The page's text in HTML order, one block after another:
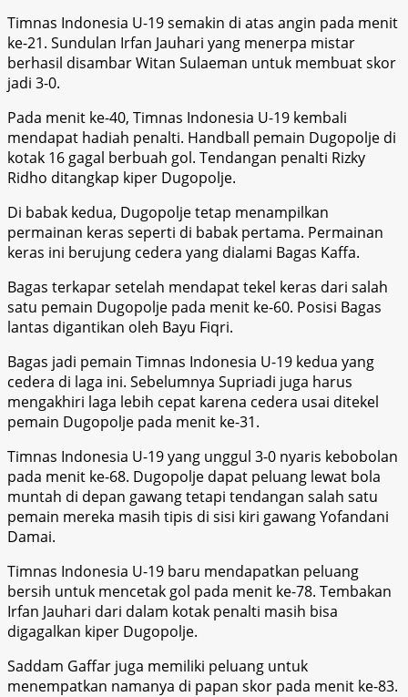
Timnas Indonesia U-19 semakin di atas angin pada menit
ke-21. Sundulan Irfan Jauhari yang menerpa mistar
berhasil disambar Witan Sulaeman untuk membuat skor
jadi 3-0.
Pada menit ke-40, Timnas Indonesia U-19 kembali
mendapat hadiah penalti. Handball pemain Dugopolje di
kotak 16 gagal berbuah gol. Tendangan penalti Rizky
Ridho ditangkap kiper Dugopolje.
Di babak kedua, Dugopolje tetap menampilkan
permainan keras seperti di babak pertama. Permainan
keras ini berujung cedera yang dialami Bagas Kaffa.
Bagas terkapar setelah mendapat tekel keras dari salah
satu pemain Dugopolje pada menit ke-60. Posisi Bagas
lantas digantikan oleh Bayu Fiqri.
Bagas jadi pemain Timnas Indonesia U-19 kedua yang
cedera di laga ini. Sebelumnya Supriadi juga harus
mengakhiri laga lebih cepat karena cedera usai ditekel
pemain Dugopolje pada menit ke-31.
Timnas Indonesia U-19 yang unggul 3-0 nyaris kebobolan
pada menit ke-68. Dugopolje dapat peluang lewat bola
muntah di depan gawang tetapi tendangan salah satu
pemain mereka masih tipis di sisi kiri gawang Yofandani
Damai.
Timnas Indonesia U-19 baru mendapatkan peluang
bersih untuk mencetak gol pada menit ke-78. Tembakan
Irfan Jauhari dari dalam kotak penalti masih bisa
digagalkan kiper Dugopolje.
Saddam Gaffar juga memiliki peluang untuk
menempatkan namanya di papan skor pada menit ke-83.